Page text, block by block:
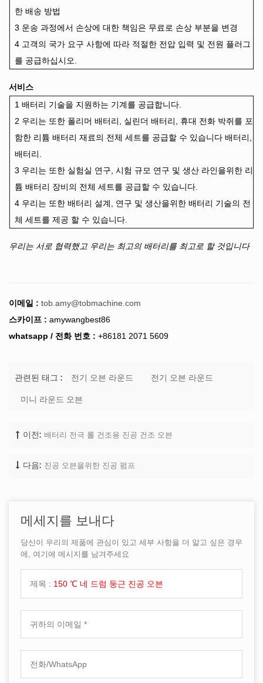
한 배송 방법
3 운송 과정에서 손상에 대한 책임은 무료로 손상 부분을 변경
4 고객의 국가 요구 사항에 따라 적절한 전압 입력 및 전원 플러그
를 공급하십시오.
서비스
1 배터리 기술을 지원하는 기계를 공급합니다.
2 우리는 또한 폴리머 배터리, 실린더 배터리, 휴대 전화 박쥐를 포
함한 리튬 배터리 재료의 전체 세트를 공급할 수 있습니다 배터리,
배터리.
3 우리는 또한 실험실 연구, 시험 규모 연구 및 생산 라인을위한 리
튬 배터리 장비의 전체 ​​세트를 공급할 수 있습니다.
4 우리는 또한 배터리 설계, 연구 및 생산을위한 배터리 기술의 전
체 세트를 제공 할 수 있습니다.
우리는 서로 협력했고 우리는 최고의 배터리를 최고로 할 것입니다
이메일 : tob.amy@tobmachine.com
스카이프 : amywangbest86
whatsapp / 전화 번호 : +86181 2071 5609
관련된 태그 : 전기 오븐 라운드 전기 오븐 라운드
미니 라운드 오븐
이전: 배터리 전극 롤 건조용 진공 건조 오븐
다음: 진공 오븐을위한 진공 펌프
메세지를 보내다
당신이 우리의 제품에 관심이 있고 세부 사항을 더 알고 싶은 경우
에, 여기에 메시지를 남겨주세요
제목 : 150 ℃ 네 드럼 둥근 진공 오븐